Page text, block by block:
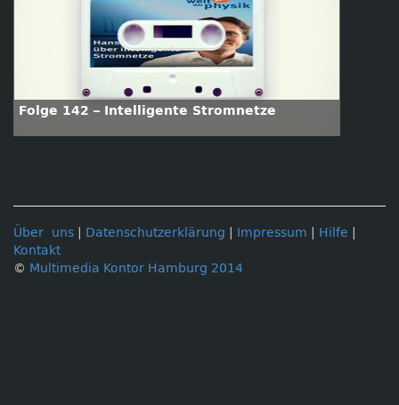
Folge 142 – Intelligente Stromnetze
Über uns Datenschutzerklärung Impressum Hilfe
Kontakt
© Multimedia Kontor Hamburg 2014